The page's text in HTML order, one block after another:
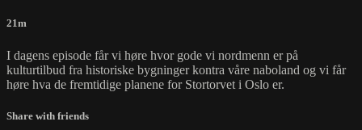
21m
I dagens episode får vi høre hvor gode vi nordmenn er på
kulturtilbud fra historiske bygninger kontra våre naboland og vi får
høre hva de fremtidige planene for Stortorvet i Oslo er.
Share with friends